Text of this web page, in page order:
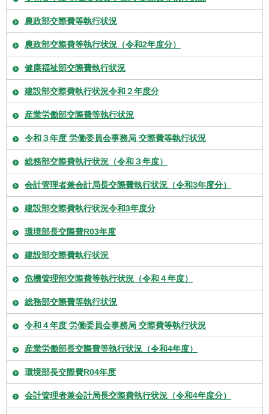
農政部交際費等執行状況
農政部交際費等執行状況（令和2年度分）
健康福祉部交際費執行状況
建設部交際費執行状況令和２年度分
産業労働部交際費等執行状況
令和３年度 労働委員会事務局 交際費等執行状況
総務部交際費執行状況（令和３年度）
会計管理者兼会計局長交際費執行状況（令和3年度分）
建設部交際費執行状況令和3年度分
環境部長交際費R03年度
建設部交際費執行状況
危機管理部交際費等執行状況（令和４年度）
総務部交際費等執行状況
令和４年度 労働委員会事務局 交際費等執行状況
産業労働部長交際費等執行状況（令和4年度）
環境部長交際費R04年度
会計管理者兼会計局長交際費執行状況（令和4年度分）